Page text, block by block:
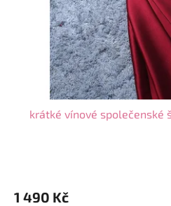
krátké vínové společenské
1 490 Kč